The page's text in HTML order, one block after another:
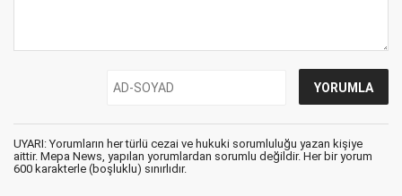
UYARI: Yorumların her türlü cezai ve hukuki sorumluluğu yazan kişiye
aittir. Mepa News, yapılan yorumlardan sorumlu değildir. Her bir yorum
600 karakterle (boşluklu) sınırlıdır.